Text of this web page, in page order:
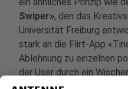
Swiper», den das
Universität Freiburg
stark an die Flirt-App
Ablehnung zu einzelnen
der User durch ein
«Wählen gehen ist so